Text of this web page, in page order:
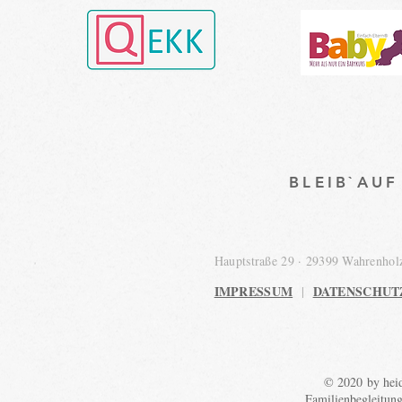
Hauptstraße 29 · 29399
IMPRESSUM |
© 2020 by